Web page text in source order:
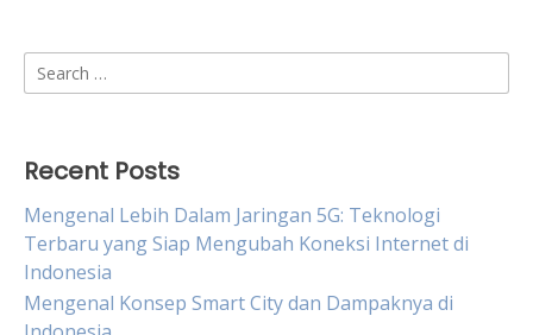
Search
for:
Recent Posts
Mengenal Lebih Dalam Jaringan 5G: Teknologi
Terbaru yang Siap Mengubah Koneksi Internet di
Indonesia
Mengenal Konsep Smart City dan Dampaknya di